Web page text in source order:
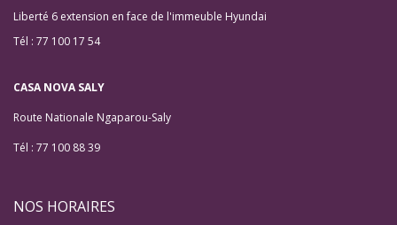
Liberté 6 extension en face de l'immeuble Hyundai
Tél : 77 100 17 54
CASA NOVA SALY
Route Nationale Ngaparou-Saly
Tél : 77 100 88 39
NOS HORAIRES